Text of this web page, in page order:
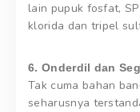
lain pupuk fosfat,
klorida dan tripel
6. Onderdil dan
Tak cuma bahan
seharusnya